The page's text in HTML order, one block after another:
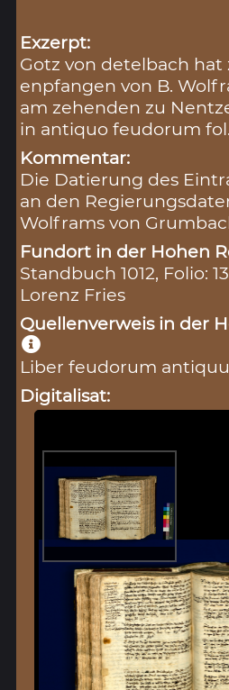
Exzerpt:
Gotz von detelbach
enpfangen von B.
am zehenden zu
in antiquo feudorum
Kommentar:
Die Datierung des
an den
Wolframs von
Fundort in der Hohen
Standbuch 1012, Folio:
Lorenz Fries
Quellenverweis in der
Liber feudorum
Digitalisat: